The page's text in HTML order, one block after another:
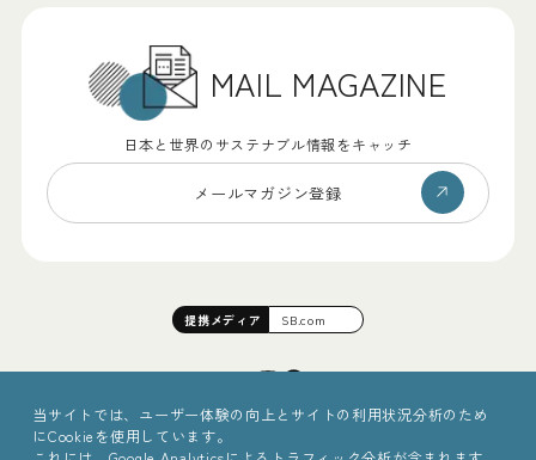
MAIL MAGAZINE
日本と世界のサステナブル情報をキャッチ
メールマガジン登録
提携メディア SB.com
当サイトでは、ユーザー体験の向上とサイトの利用状況分析のため
にCookieを使用しています。